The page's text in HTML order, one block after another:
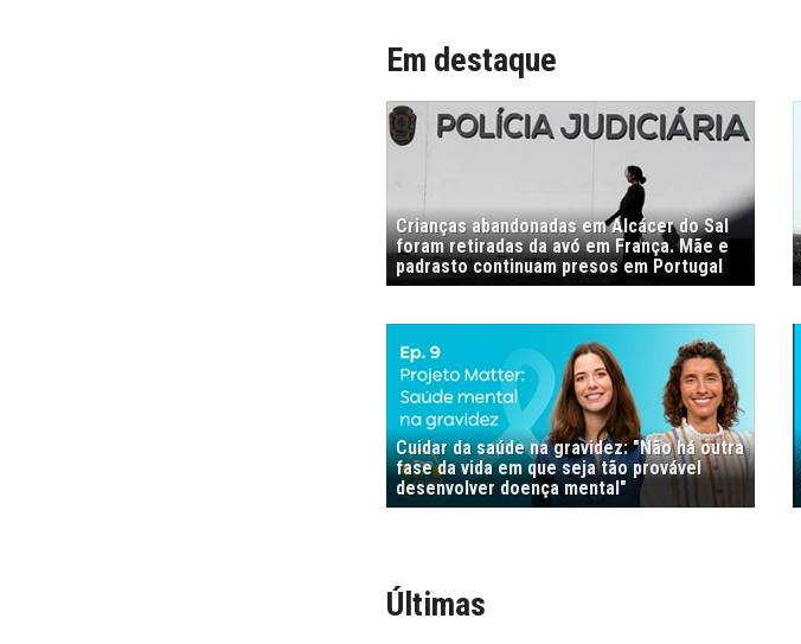
Em destaque
Crianças abandonadas em Alcácer do Sal
foram retiradas da avó em França. Mãe e
padrasto continuam presos em Portugal
Cuidar da saúde na gravidez: "Não há outra
fase da vida em que seja tão provável
desenvolver doença mental"
Últimas